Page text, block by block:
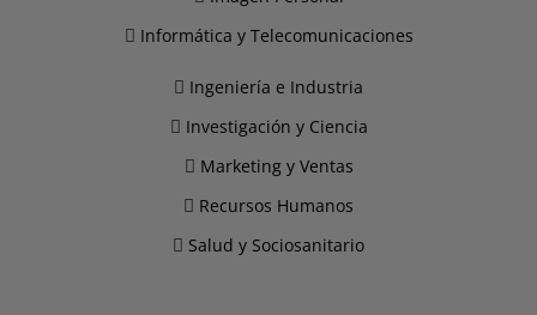
Informática y Telecomunicaciones
Ingeniería e Industria
Investigación y Ciencia
Marketing y Ventas
Recursos Humanos
Salud y Sociosanitario